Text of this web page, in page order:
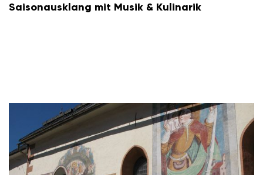
Saison­aus­klang mit Musik & Kuli­narik